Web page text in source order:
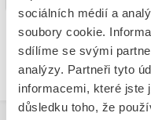
sociálních médií a
soubory cookie.
sdílíme se svými
analýzy. Partneři tyto
informacemi, které jste
důsledku toho, že
Nepodařilo se nalést